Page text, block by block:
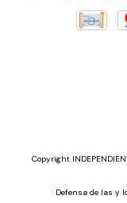
Copyright
Defensa de las y